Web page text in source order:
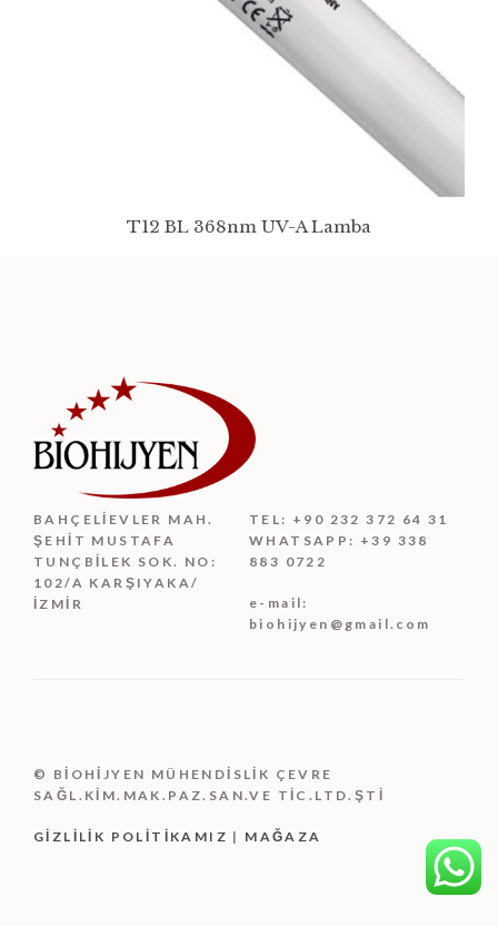
T12 BL 368nm UV-A Lamba
BAHÇELIEVLER MAH.
ŞEHIT MUSTAFA
TUNÇBILEK SOK. NO:
102/A KARŞIYAKA/
İZMIR
TEL: +90 232 372 64 31
WHATSAPP: +39 338
883 0722
e-mail:
biohijyen@gmail.com
© BİOHİJYEN MÜHENDİSLİK ÇEVRE
SAĞL.KİM.MAK.PAZ.SAN.VE TİC.LTD.ŞTİ
GIZLILIK POLITIKAMIZ | MAĞAZA